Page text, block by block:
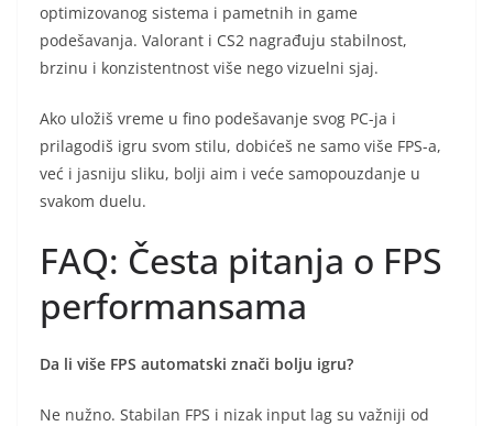
optimizovanog sistema i pametnih in game
podešavanja. Valorant i CS2 nagrađuju stabilnost,
brzinu i konzistentnost više nego vizuelni sjaj.
Ako uložiš vreme u fino podešavanje svog PC-ja i
prilagodiš igru svom stilu, dobićeš ne samo više FPS-a,
već i jasniju sliku, bolji aim i veće samopouzdanje u
svakom duelu.
FAQ: Česta pitanja o FPS
performansama
Da li više FPS automatski znači bolju igru?
Ne nužno. Stabilan FPS i nizak input lag su važniji od